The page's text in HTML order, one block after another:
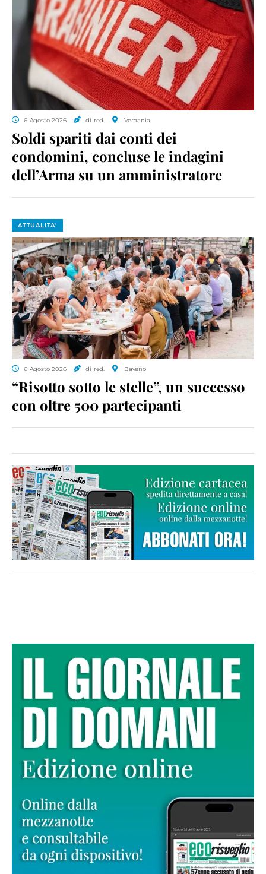
6 Agosto 2026 di red. Verbania
Soldi spariti dai conti dei
condomini, concluse le indagini
dell’Arma su un amministratore
ATTUALITA'
6 Agosto 2026 di red. Baveno
“Risotto sotto le stelle”, un successo
con oltre 500 partecipanti